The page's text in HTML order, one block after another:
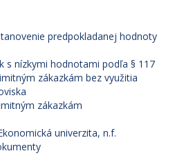
predpokladanej hodnoty
s nízkymi hodnotami podľa § 117
zákazkám bez využitia
zákazkám
univerzita, n.f.